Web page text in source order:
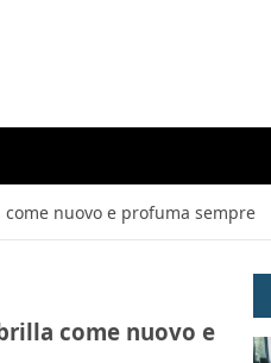
nuovo e profuma sempre
come nuovo e